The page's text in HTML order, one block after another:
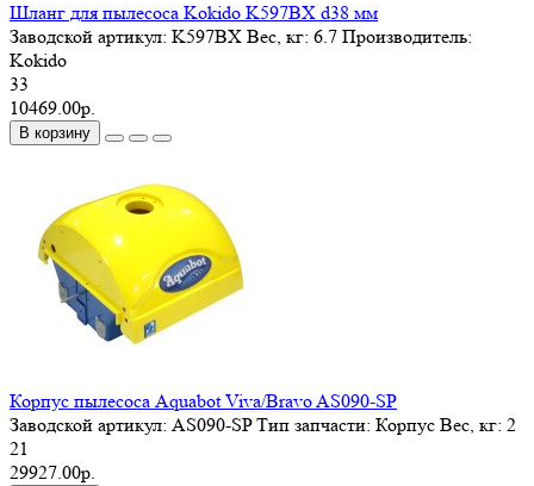
Шланг для пылесоса Kokido K597BX d38 мм
Заводской артикул: K597BX Вес, кг: 6.7 Производитель:
Kokido
33
10469.00р.
В корзину
Корпус пылесоса Aquabot Viva/Bravo AS090-SP
Заводской артикул: AS090-SPТип запчасти: Корпус Вес, кг: 2
21
29927.00р.